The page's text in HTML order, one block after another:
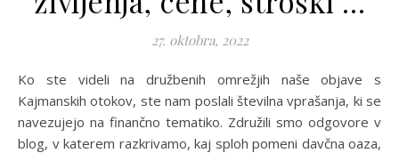
27. oktobra, 2022
Ko ste videli na družbenih omrežjih naše objave s
Kajmanskih otokov, ste nam poslali številna vprašanja, ki se
navezujejo na finančno tematiko. Združili smo odgovore v
blog, v katerem razkrivamo, kaj sploh pomeni davčna oaza,